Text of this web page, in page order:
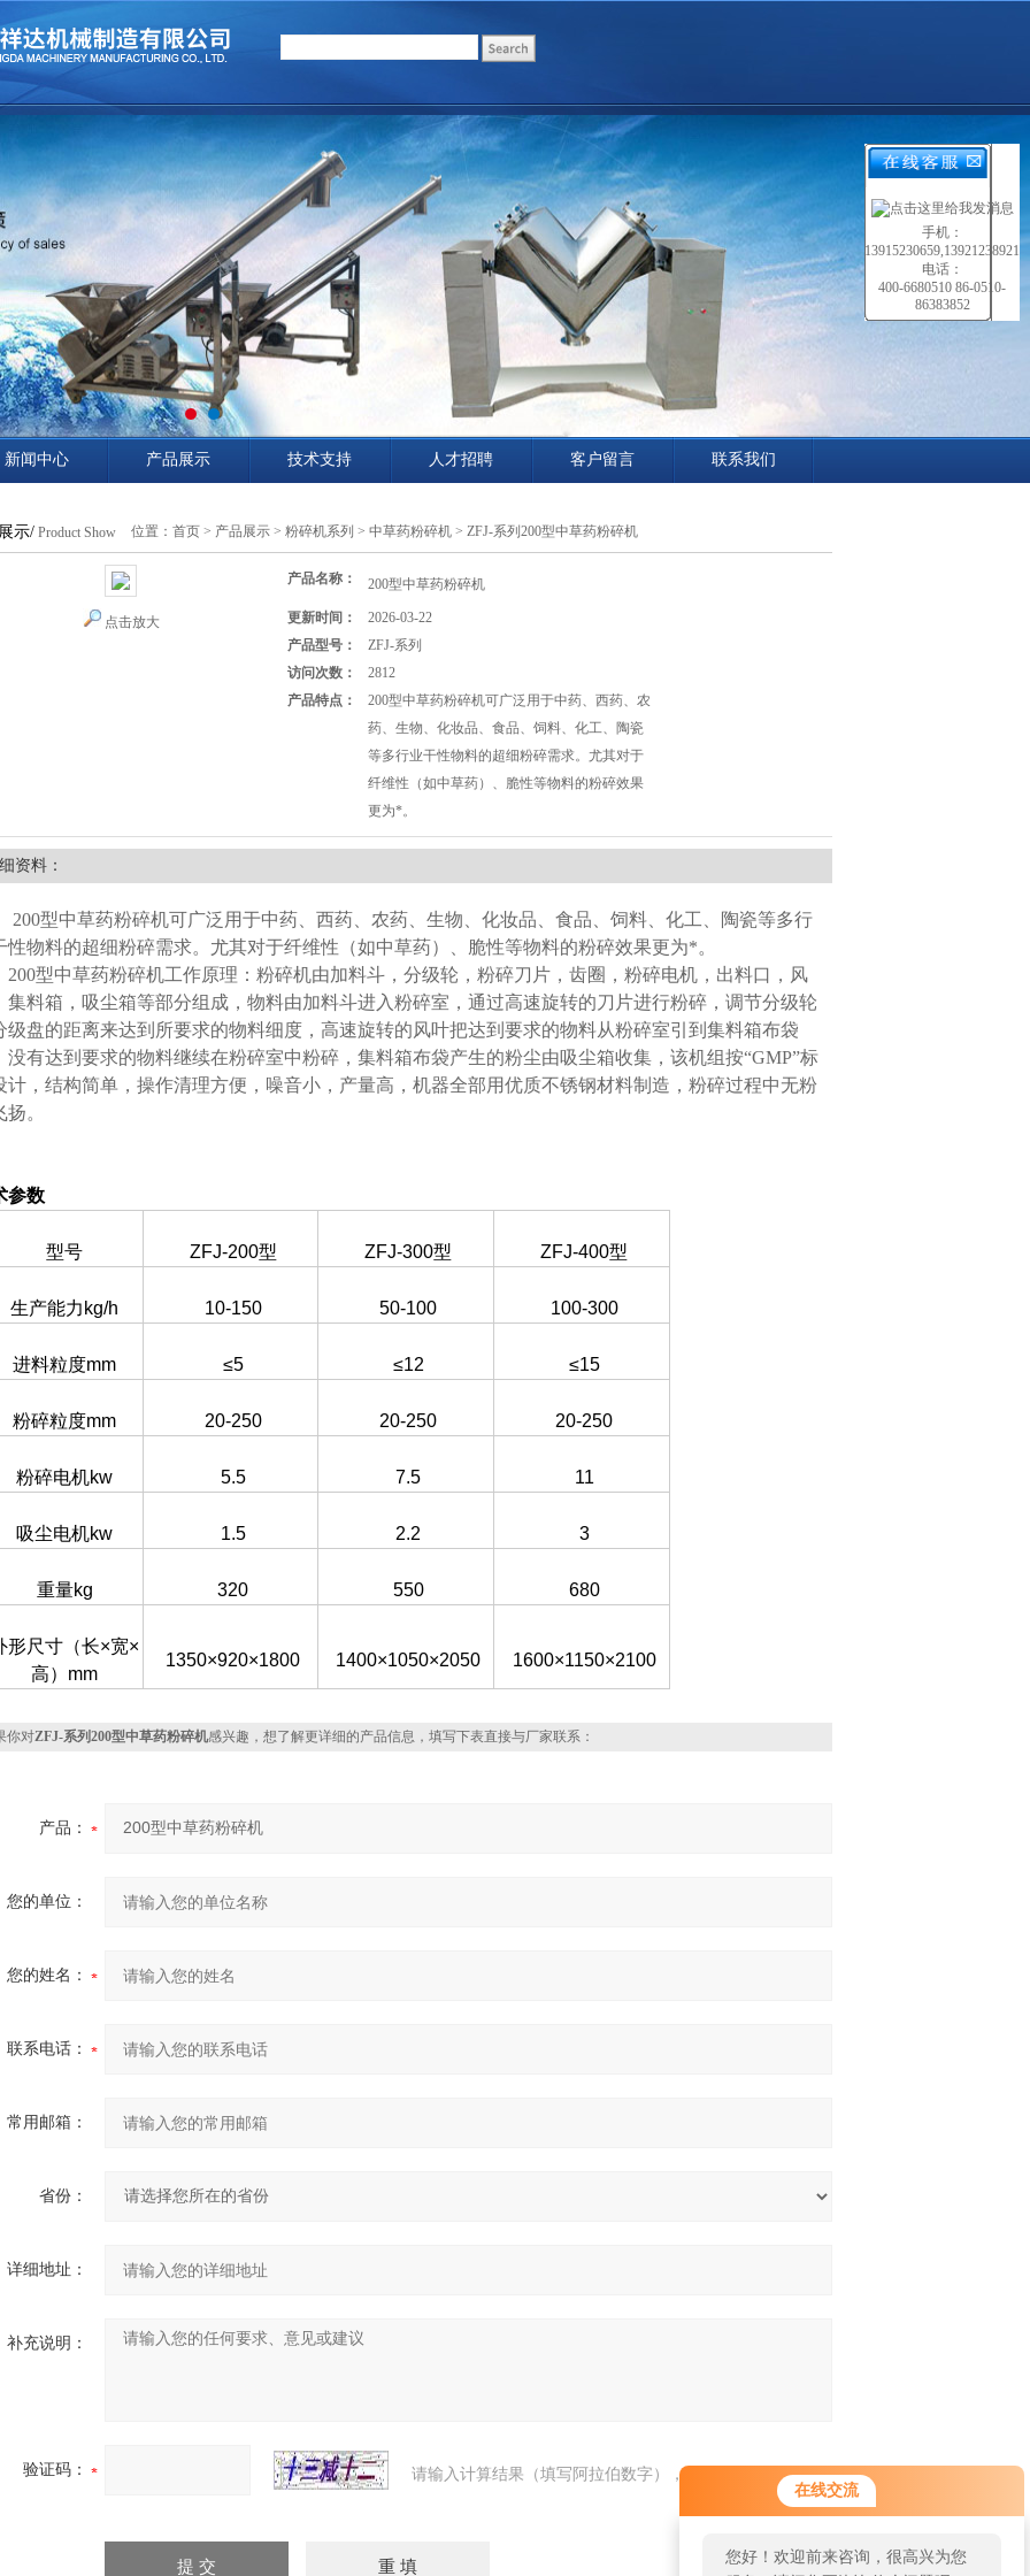
在线交流
您好！欢迎前来咨询，很高兴为您
新闻中心 产品展示 技术支持 人才招聘 客户留言 联系我们
示/ Product Show 位置： 首页 > 产品展示 > 粉碎机系列 > 中草药粉碎机 > ZFJ-系列200型中草药粉碎机
点击放大
产品名称： 200型中草药粉碎机
更新时间：
2026-03-22
产品型号：
ZFJ-系列
访问次数：
2812
产品特点：
200型中草药粉碎机可广泛用于中药、西药、农
药、生物、化妆品、食品、饲料、化工、陶瓷
等多行业干性物料的超细粉碎需求。尤其对于
纤维性（如中草药）、脆性等物料的粉碎效果
更为*。
资料：
中草药粉碎机可广泛用于中药、西药、农药、生物、化妆品、食品、饲料、化工、陶瓷等多行
性物料的超细粉碎需求。尤其对于纤维性（如中草药）、脆性等物料的粉碎效果更为*。
中草药粉碎机工作原理：粉碎机由加料斗，分级轮，粉碎刀片，齿圈，粉碎电机，出料口，风
集料箱，吸尘箱等部分组成，物料由加料斗进入粉碎室，通过高速旋转的刀片进行粉碎，调节分级轮
级盘的距离来达到所要求的物料细度，高速旋转的风叶把达到要求的物料从粉碎室引到集料箱布袋
没有达到要求的物料继续在粉碎室中粉碎，集料箱布袋产生的粉尘由吸尘箱收集，该机组按“GMP”标
计，结构简单，操作清理方便，噪音小，产量高，机器全部用优质不锈钢材料制造，粉碎过程中无粉
。
参数
型号 ZFJ-200型 ZFJ-300型 ZFJ-400型
生产能力kg/h 10-150 50-100 100-300
进料粒度mm ≤5 ≤12 ≤15
粉碎粒度mm 20-250 20-250 20-250
粉碎电机kw 5.5 7.5 11
吸尘电机kw 1.5 2.2 3
重量kg 320 550 680
形尺寸（长×宽×
高）mm
1350×920×1800 1400×1050×2050 1600×1150×2100
对ZFJ-系列200型中草药粉碎机感兴趣，想了解更详细的产品信息，填写下表直接与厂家联系：
产品：
您的单位：
您的姓名：
联系电话：
常用邮箱：
省份：
详细地址：
补充说明：
验证码： 请输入计算结果（填写阿拉伯数字），如：三加四=7
手机：
13915230659,13921238921
电话：
400-6680510 86-0510-
86383852